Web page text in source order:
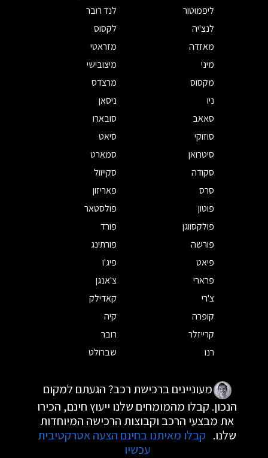
ליפמוטור
לנד רובר
לנצ'יה
לקסוס
מאזדה
מזראטי
מיני
מיצובישי
מקסוס
מרצדס
ניו
ניסאן
סאאב
סובארו
סוזוקי
סיאט
סיטרואן
סמארט
סקודה
סקייוול
סרס
פאריזון
פוטון
פולסטאר
פולקסווגן
פורד
פורשה
פורתינג
פיאט
פיג'ו
פרארי
צ'אנגן
צ'רי
קאדילק
קופרה
קיה
קרייזלר
רובר
רנו
שברולט
מעוניינים ברכישת רכב? הגעתם למקום
הנכון. קבלו מהמומחים שלנו ייעוץ חינם, הכירו
את מבצעי הרכב וקבוצות הרכישה המיוחדות
שלנו. קבלו מאיתנו בחינם הצעה אטרקטיבית
עכשיו